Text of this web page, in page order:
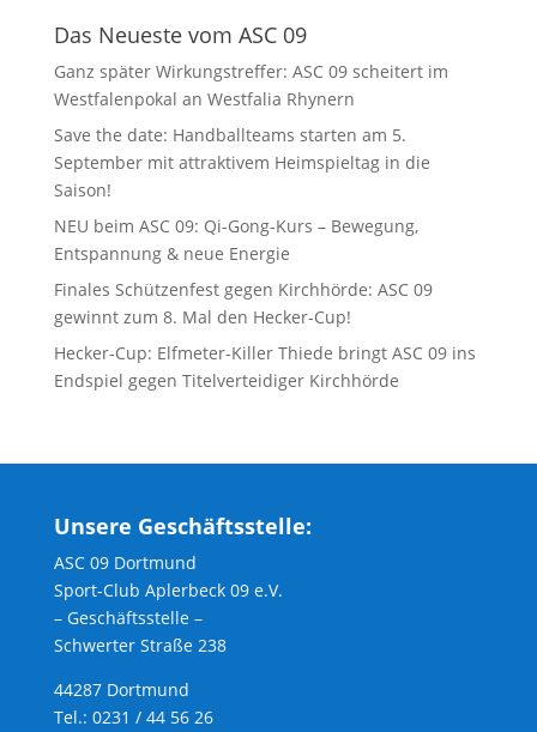
Das Neueste vom ASC 09
Ganz später Wirkungstreffer: ASC 09 scheitert im
Westfalenpokal an Westfalia Rhynern
Save the date: Handballteams starten am 5.
September mit attraktivem Heimspieltag in die
Saison!
NEU beim ASC 09: Qi-Gong-Kurs – Bewegung,
Entspannung & neue Energie
Finales Schützenfest gegen Kirchhörde: ASC 09
gewinnt zum 8. Mal den Hecker-Cup!
Hecker-Cup: Elfmeter-Killer Thiede bringt ASC 09 ins
Endspiel gegen Titelverteidiger Kirchhörde
Unsere Geschäftsstelle:
ASC 09 Dortmund
Sport-Club Aplerbeck 09 e.V.
– Geschäftsstelle –
Schwerter Straße 238
44287 Dortmund
Tel.: 0231 / 44 56 26